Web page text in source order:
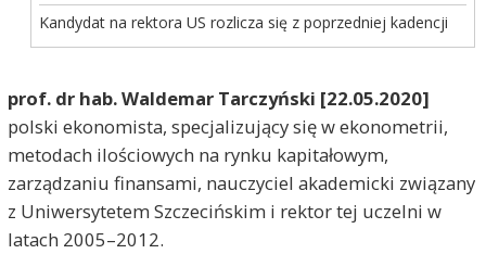
Kandydat na rektora US rozlicza się z poprzedniej kadencji
prof. dr hab. Waldemar Tarczyński [22.05.2020]
polski ekonomista, specjalizujący się w ekonometrii,
metodach ilościowych na rynku kapitałowym,
zarządzaniu finansami, nauczyciel akademicki związany
z Uniwersytetem Szczecińskim i rektor tej uczelni w
latach 2005–2012.